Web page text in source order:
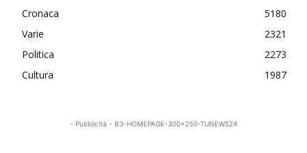
Cronaca
5180
Varie
2321
Politica
2273
Cultura
1987
- Pubblicità - B3-HOMEPAGE-300x250-TUNEWS24